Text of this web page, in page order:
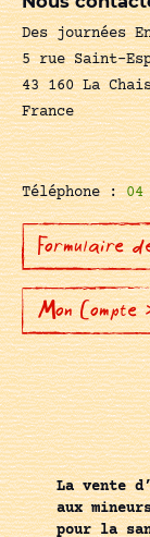
Des journées
5 rue Saint-
43 160 La
France
Téléphone :04
Formulaire
Mon Compte
La vente
aux
pour la